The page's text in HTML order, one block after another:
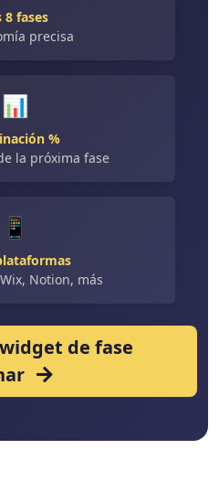
8 fases
precisa
📊
%
la próxima fase
📱
Notion, más
de fase